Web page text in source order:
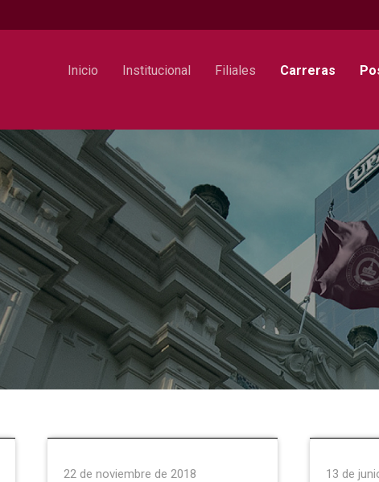
Inicio Institucional Filiales Carreras
22 de noviembre de 2018 13 de